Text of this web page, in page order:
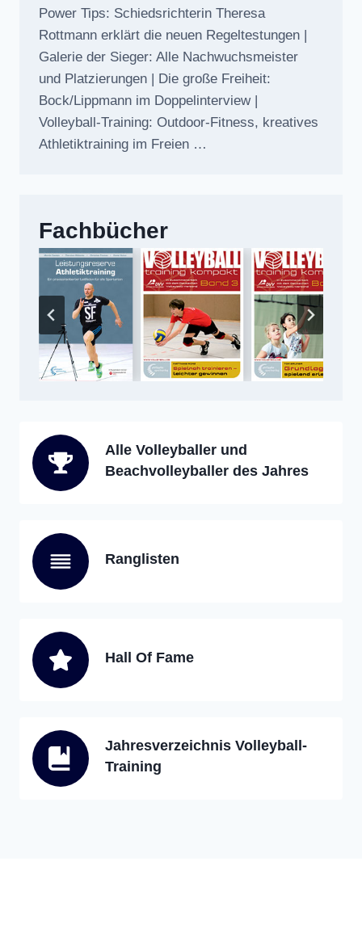
Power Tips: Schiedsrichterin Theresa
Rottmann erklärt die neuen Regeltestungen |
Galerie der Sieger: Alle Nachwuchsmeister
und Platzierungen | Die große Freiheit:
Bock/Lippmann im Doppelinterview |
Volleyball-Training: Outdoor-Fitness, kreatives
Athletiktraining im Freien …
Fachbücher
Alle Volleyballer und
Beachvolleyballer des Jahres
Ranglisten
Hall Of Fame
Jahresverzeichnis Volleyball-
Training